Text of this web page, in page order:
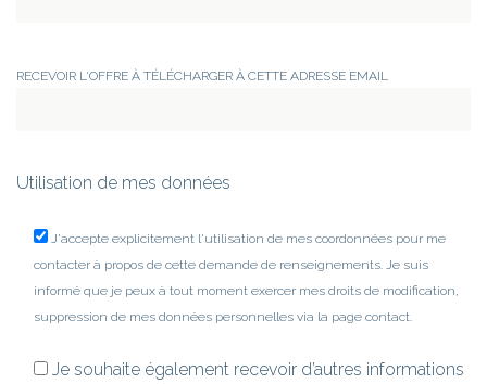
RECEVOIR L'OFFRE À TÉLÉCHARGER À CETTE ADRESSE EMAIL
Utilisation de mes données
J'accepte explicitement l'utilisation de mes coordonnées pour me
contacter à propos de cette demande de renseignements. Je suis
informé que je peux à tout moment exercer mes droits de modification,
suppression de mes données personnelles via la page contact.
Je souhaite également recevoir d’autres informations